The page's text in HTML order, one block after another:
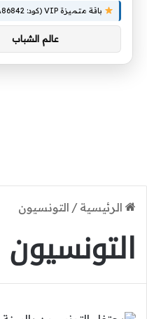
الرئيسية / التونسيون
التونسيون
باقة متميزة VIP (كود: AA86842):
عالم الشباب